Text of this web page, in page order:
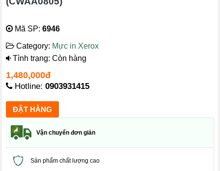
Mã SP:6946
Category: Mực in Xerox
Tình trạng: Còn hàng
1,480,000đ
Hotline:0903931415
Vận chuyển đơn giản
Sản phẩm chất lượng cao